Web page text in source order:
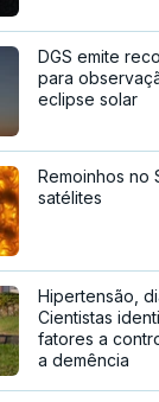
DGS emite
para
eclipse solar
Remoinhos no
satélites
Hipertensão,
Cientistas
fatores a
a demência